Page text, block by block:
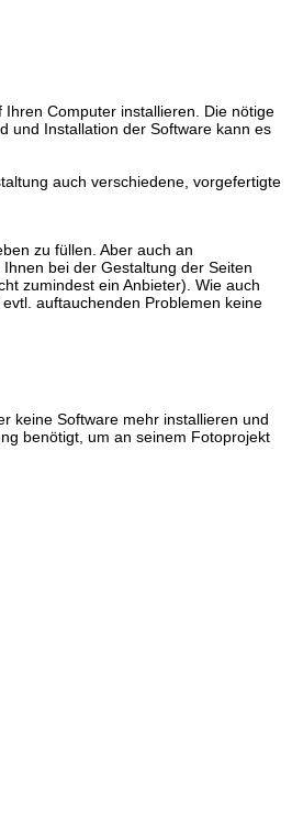
Computer installieren. Die nötige
und Installation der Software kann es
auch verschiedene, vorgefertigte
zu füllen. Aber auch an
bei der Gestaltung der Seiten
zumindest ein Anbieter). Wie auch
auftauchenden Problemen keine
keine Software mehr installieren und
benötigt, um an seinem Fotoprojekt